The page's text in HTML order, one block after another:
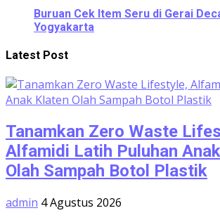
Buruan Cek Item Seru di Gerai
Yogyakarta
Latest Post
Tanamkan Zero Waste
Alfamidi Latih Puluhan
Olah Sampah Botol Plastik
admin 4 Agustus 2026